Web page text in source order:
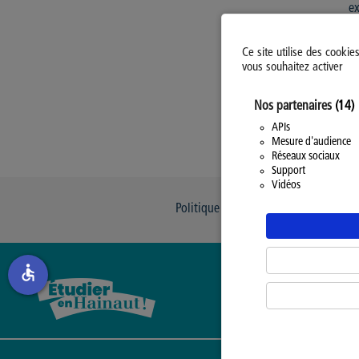
Ce site utilise des
vous souhaitez activer
Nos partenaires (14)
APIs
Mesure d'audience
Réseaux sociaux
Support
Vidéos
Politique d’utilisation des Cookies
accessible